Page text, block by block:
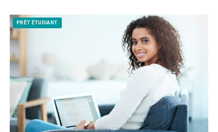
PRÊT ÉTUDIANT